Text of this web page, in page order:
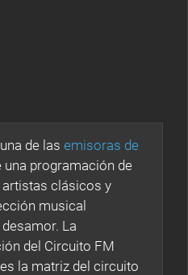
de las emisoras de
una programación de
clásicos y
musical
La
del Circuito FM
la matriz del circuito